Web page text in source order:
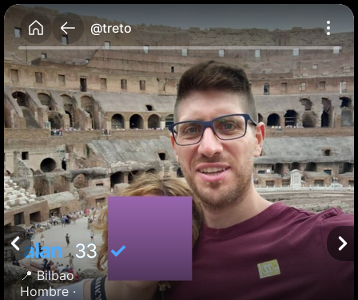
@treto
alan33✓
📍Bilbao
Hombre ·